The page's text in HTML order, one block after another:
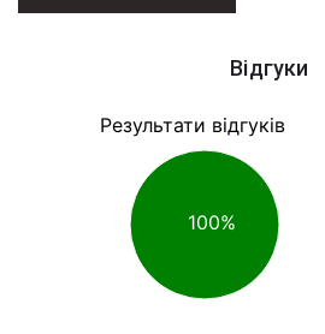
Відгуки
Результати відгуків
100%